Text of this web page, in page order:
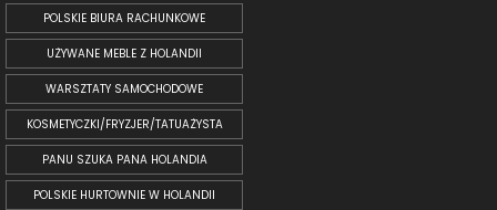
POLSKIE BIURA RACHUNKOWE
UŻYWANE MEBLE Z HOLANDII
WARSZTATY SAMOCHODOWE
KOSMETYCZKI/FRYZJER/TATUAŻYSTA
PANU SZUKA PANA HOLANDIA
POLSKIE HURTOWNIE W HOLANDII